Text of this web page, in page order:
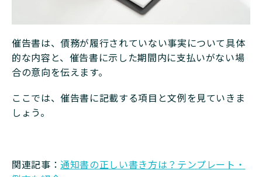
催告書は、債務が履行されていない事実について具体
的な内容と、催告書に示した期間内に支払いがない場
合の意向を伝えます。
ここでは、催告書に記載する項目と文例を見ていきま
しょう。
関連記事：通知書の正しい書き方は？テンプレート・